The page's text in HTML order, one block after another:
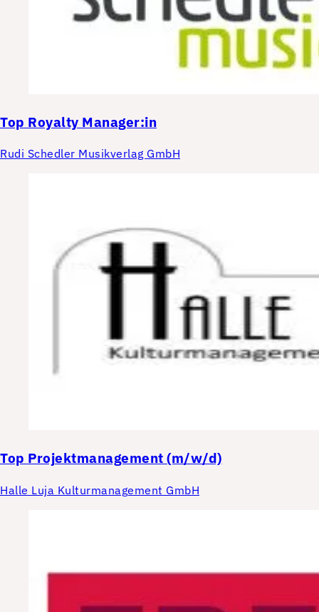
Top Royalty Manager:in
Rudi Schedler Musikverlag GmbH
Top Projektmanagement (m/w/d)
Halle Luja Kulturmanagement GmbH